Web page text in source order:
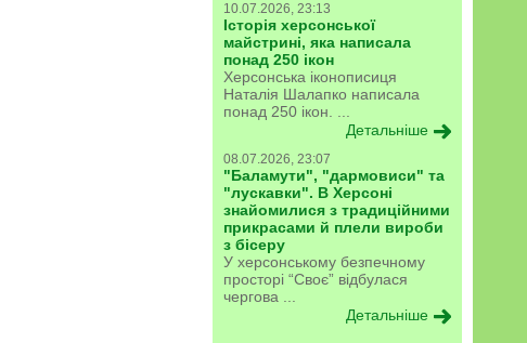
10.07.2026, 23:13
Історія херсонської
майстрині, яка написала
понад 250 ікон
Херсонська іконописиця
Наталія Шалапко написала
понад 250 ікон. ...
Детальніше
08.07.2026, 23:07
"Баламути", "дармовиси" та
"лускавки". В Херсоні
знайомилися з традиційними
прикрасами й плели вироби
з бісеру
У херсонському безпечному
просторі “Своє” відбулася
чергова ...
Детальніше